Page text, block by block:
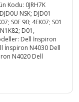
Kodu: 0JRH7K
NSK; DJD01
S0F 90; 4EK07; S01
D01,
Dell İnspiron
İnspiron N4030 Dell
N4020 Dell